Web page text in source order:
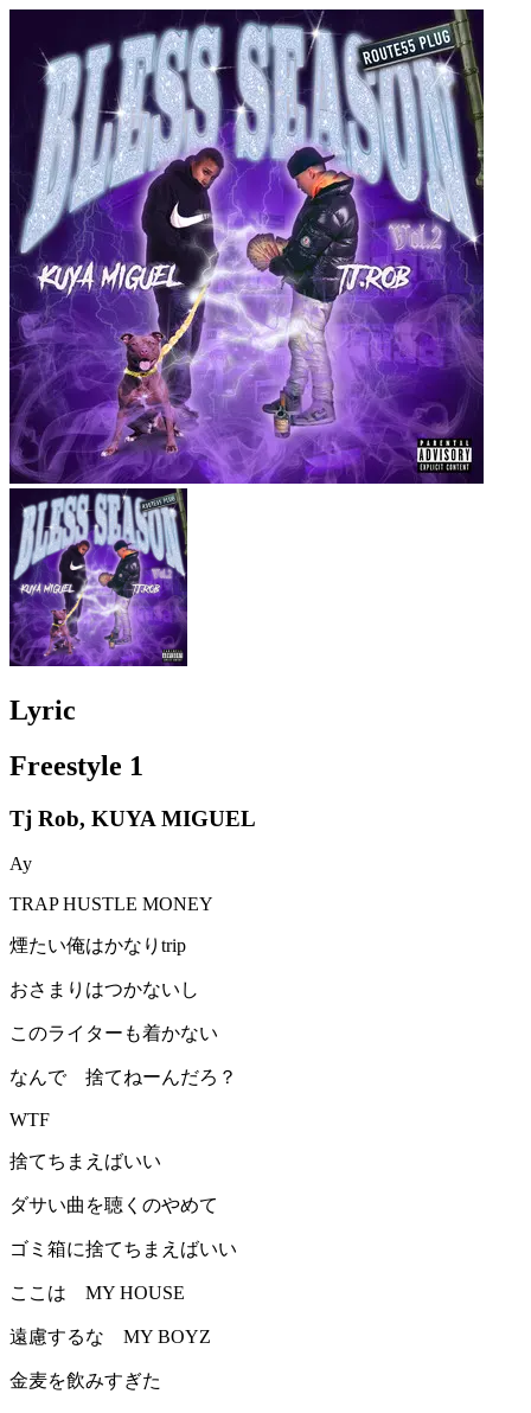
Lyric
Freestyle 1
Tj Rob, KUYA MIGUEL
Ay
TRAP HUSTLE MONEY
煙たい俺はかなりtrip
おさまりはつかないし
このライターも着かない
なんで 捨てねーんだろ？
WTF
捨てちまえばいい
ダサい曲を聴くのやめて
ゴミ箱に捨てちまえばいい
ここは MY HOUSE
遠慮するな MY BOYZ
金麦を飲みすぎた